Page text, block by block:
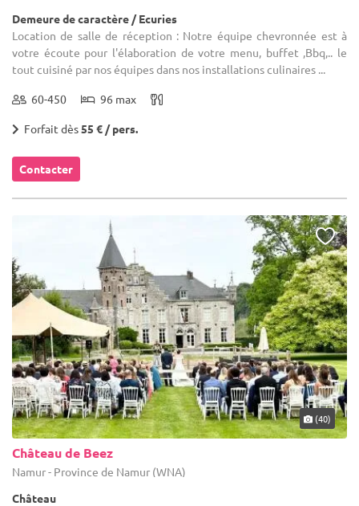
Demeure de caractère / Ecuries
Location de salle de réception : Notre équipe chevronnée est à
votre écoute pour l'élaboration de votre menu, buffet ,Bbq,.. le
tout cuisiné par nos équipes dans nos installations culinaires ...
60-450 96 max
Forfait dès 55 € / pers.
Contacter
(40)
Château de Beez
Namur - Province de Namur (WNA)
Château